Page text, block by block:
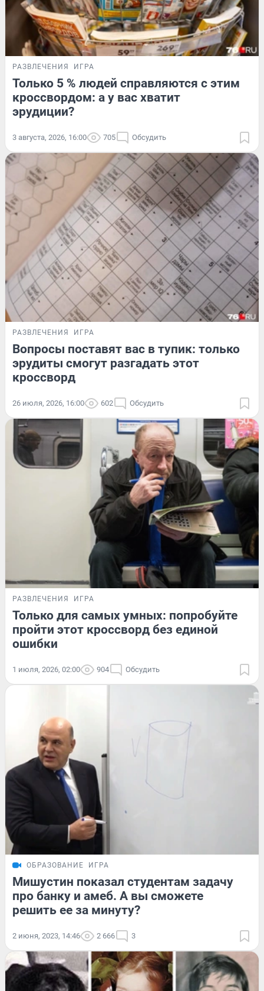
РАЗВЛЕЧЕНИЯ ИГРА
Только 5 % людей справляются с этим
кроссвордом: а у вас хватит
эрудиции?
3 августа, 2026, 16:00 705 Обсудить
РАЗВЛЕЧЕНИЯ ИГРА
Вопросы поставят вас в тупик: только
эрудиты смогут разгадать этот
кроссворд
26 июля, 2026, 16:00 602 Обсудить
РАЗВЛЕЧЕНИЯ ИГРА
Только для самых умных: попробуйте
пройти этот кроссворд без единой
ошибки
1 июля, 2026, 02:00 904 Обсудить
ОБРАЗОВАНИЕ ИГРА
Мишустин показал студентам задачу
про банку и амеб. А вы сможете
решить ее за минуту?
2 июня, 2023, 14:46 2 666 3